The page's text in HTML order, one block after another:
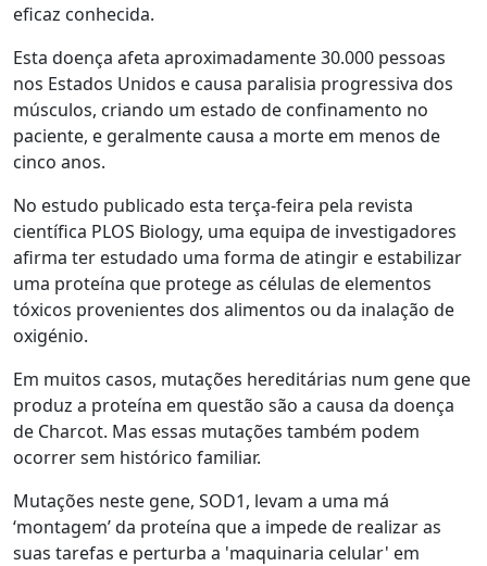
eficaz conhecida.
Esta doença afeta aproximadamente 30.000 pessoas
nos Estados Unidos e causa paralisia progressiva dos
músculos, criando um estado de confinamento no
paciente, e geralmente causa a morte em menos de
cinco anos.
No estudo publicado esta terça-feira pela revista
científica PLOS Biology, uma equipa de investigadores
afirma ter estudado uma forma de atingir e estabilizar
uma proteína que protege as células de elementos
tóxicos provenientes dos alimentos ou da inalação de
oxigénio.
Em muitos casos, mutações hereditárias num gene que
produz a proteína em questão são a causa da doença
de Charcot. Mas essas mutações também podem
ocorrer sem histórico familiar.
Mutações neste gene, SOD1, levam a uma má
‘montagem’ da proteína que a impede de realizar as
suas tarefas e perturba a 'maquinaria celular' em